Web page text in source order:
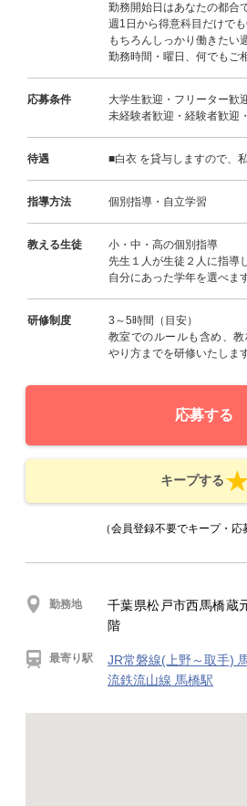
勤務開始日はあなたの都合
週1日から得意科目だけでも
もちろんしっかり働きたい
勤務時間・曜日、何でもご
応募条件
大学生歓迎・フリーター歓
未経験者歓迎・経験者歓迎
待遇 ■白衣 を貸与しますので、
指導方法 個別指導・自立学習
教える生徒
小・中・高の個別指導
先生１人が生徒２人に指導
自分にあった学年を選べます
研修制度
3～5時間（目安）
教室でのルールも含め、
やり方までを研修いたします
応募する
キープする
（会員登録不要でキープ・応
勤務地
千葉県松戸市西馬橋蔵
階
最寄り駅
JR常磐線(上野～取手)
流鉄流山線 馬橋駅